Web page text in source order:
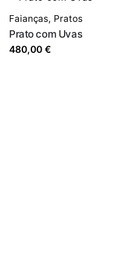
Faianças, Pratos
Prato com Uvas
480,00 €